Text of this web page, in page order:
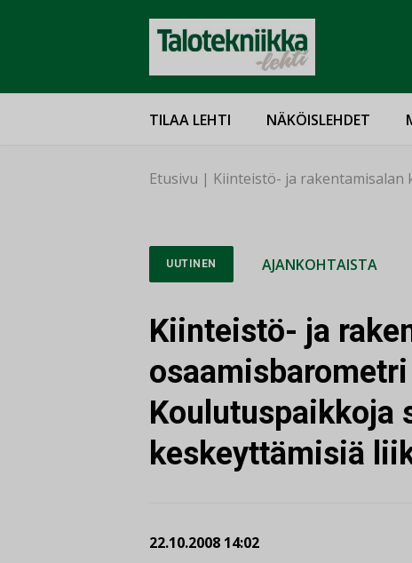
TILAA LEHTI NÄKÖISLEHDET
Etusivu | Kiinteistö- ja rakentamisalan
UUTINEN AJANKOHTAISTA
Kiinteistö- ja
Koulutuspaikkoja
keskeyttämisiä
22.10.2008 14:02